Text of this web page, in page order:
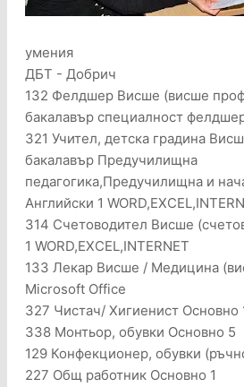
умения
ДБТ - Добрич
132 Фелдшер Висше (висше
бакалавър специалност
321 Учител, детска градина
бакалавър Предучилищна
педагогика,Предучилищна и
Английски 1
314 Счетоводител Висше
1 WORD,EXCEL,INTERNET
133 Лекар Висше / Медицина
Microsoft Office
327 Чистач/ Хигиенист Основно
338 Монтьор, обувки Основно 5
129 Конфекционер, обувки
227 Общ работник Основно 1